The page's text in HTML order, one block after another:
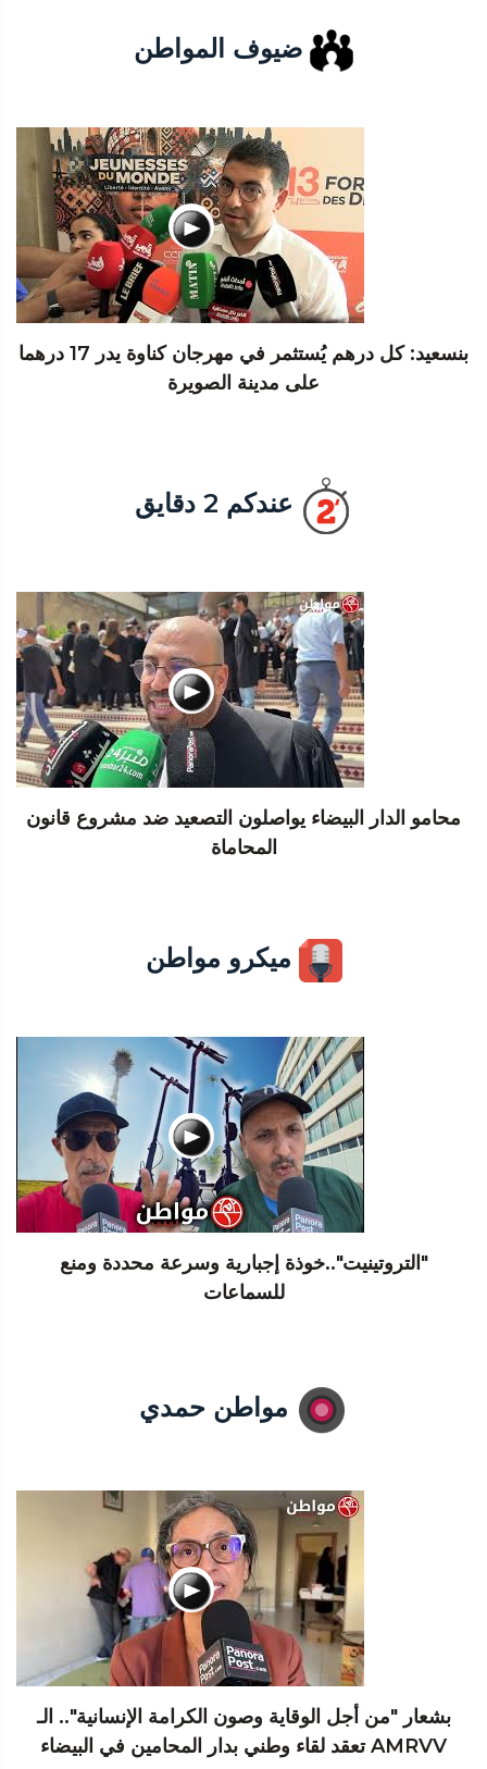
ضيوف المواطن
بنسعيد: كل درهم يُستثمر في مهرجان كناوة يدر 17 درهما
على مدينة الصويرة
عندكم 2 دقايق
محامو الدار البيضاء يواصلون التصعيد ضد مشروع قانون
المحاماة
ميكرو مواطن
"التروتينيت"..خوذة إجبارية وسرعة محددة ومنع
للسماعات
مواطن حمدي
بشعار "من أجل الوقاية وصون الكرامة الإنسانية".. الـ
AMRVV تعقد لقاء وطني بدار المحامين في البيضاء